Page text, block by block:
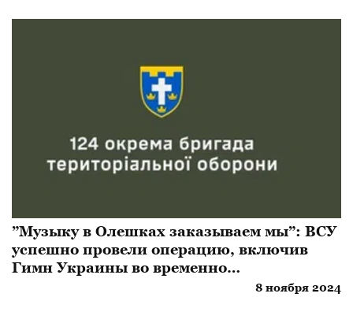
”Музыку в Олешках заказываем мы”: ВСУ
успешно провели операцию, включив
Гимн Украины во временно
8 ноября 2024